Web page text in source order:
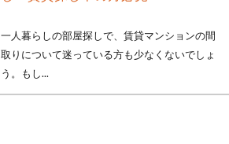
一人暮らしの部屋探しで、賃貸マンションの間
取りについて迷っている方も少なくないでしょ
う。もし...